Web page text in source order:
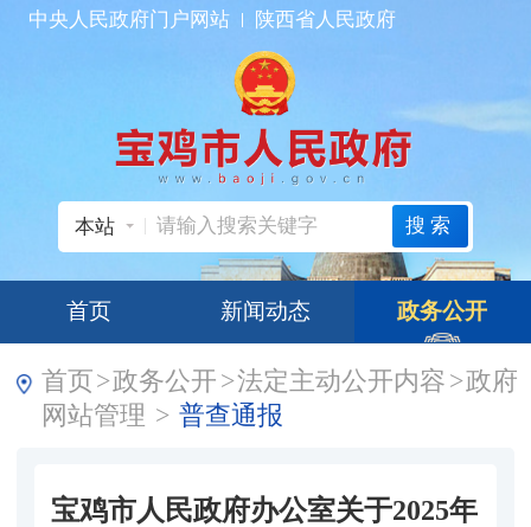
中央人民政府门户网站 陕西省人民政府
本站 搜索
首页 新闻动态 政务公开
首页>政务公开 >法定主动公开内容 >政府
网站管理 > 普查通报
宝鸡市人民政府办公室关于2025年